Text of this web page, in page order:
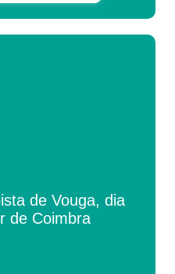
de Vouga, dia
de Coimbra